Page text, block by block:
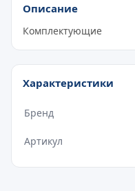
Описание
Комплектующие
Характеристики
Бренд
Артикул